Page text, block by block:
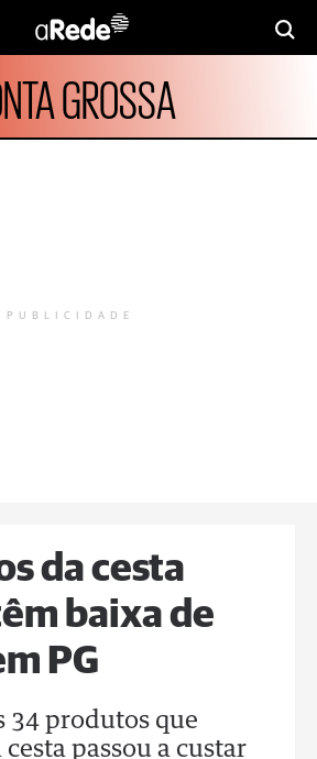
GROSSA
PUBLICIDADE
da cesta
baixa de
PG
34 produtos que
passou a custar